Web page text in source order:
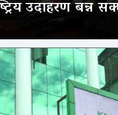
उदाहरण बन्न